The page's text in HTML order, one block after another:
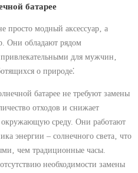
батарее
просто модный аксессуар‚ а
Они обладают рядом
для мужчин‚
о природе⁚
батарее не требуют замены
отходов и снижает
окружающую среду. Они работают
энергии – солнечного света‚ что
чем традиционные часы.
необходимости замены